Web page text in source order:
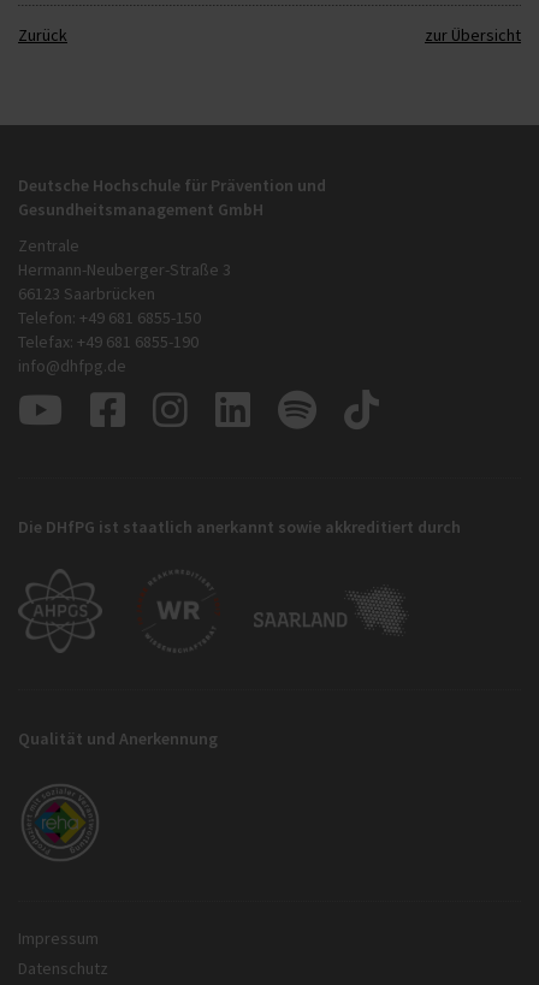
Zurück zur Übersicht
Deutsche Hochschule für Prävention und
Gesundheitsmanagement GmbH
Zentrale
Hermann-Neuberger-Straße 3
66123 Saarbrücken
Telefon: +49 681 6855-150
Telefax: +49 681 6855-190
info@dhfpg.de
Die DHfPG ist staatlich anerkannt sowie akkreditiert durch
Qualität und Anerkennung
Impressum
Datenschutz